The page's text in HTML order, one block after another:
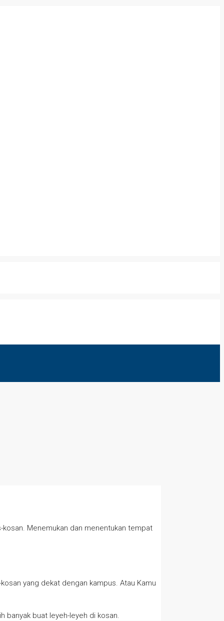
Menemukan dan menentukan tempat
yang dekat dengan kampus. Atau Kamu
banyak buat leyeh-leyeh di kosan.